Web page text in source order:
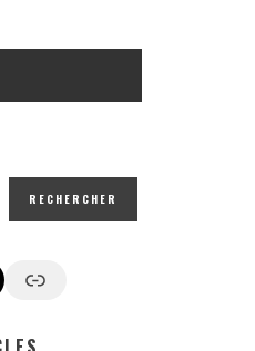
RECHERCHER
Google News